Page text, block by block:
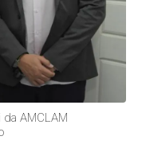
da AMCLAM